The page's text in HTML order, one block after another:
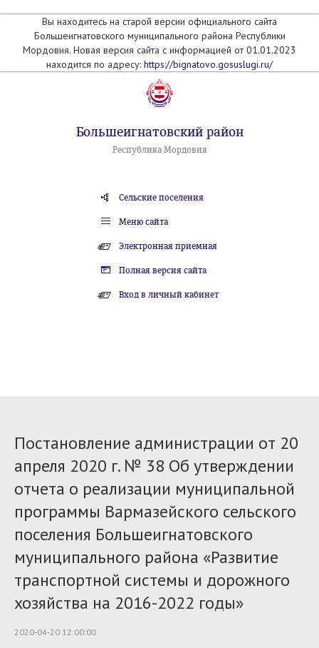
Вы находитесь на старой версии официального сайта
Большеигнатовского муниципального района Республики
Мордовия. Новая версия сайта с информацией от 01.01.2023
находится по адресу: https://bignatovo.gosuslugi.ru/
Большеигнатовский район
Республика Мордовия
Сельские поселения
Меню сайта
Электронная приемная
Полная версия сайта
Вход в личный кабинет
Постановление администрации от 20
апреля 2020 г. № 38 Об утверждении
отчета о реализации муниципальной
программы Вармазейского сельского
поселения Большеигнатовского
муниципального района «Развитие
транспортной системы и дорожного
хозяйства на 2016-2022 годы»
2020-04-20 12:00:00